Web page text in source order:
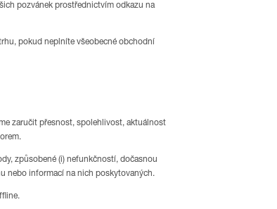
pozvánek prostřednictvím odkazu na
pokud neplníte všeobecné obchodní
zaručit přesnost, spolehlivost, aktuálnost
způsobené (i) nefunkčností, dočasnou
nebo informací na nich poskytovaných.